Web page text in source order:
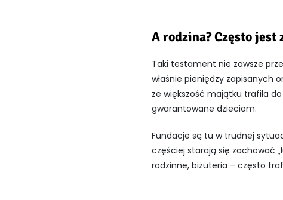
A rodzina? Często jest
Taki testament nie zawsze
właśnie pieniędzy zapisanych
że większość majątku trafiła
gwarantowane dzieciom.
Fundacje są tu w trudnej
częściej starają się zachować
rodzinne, biżuteria – często